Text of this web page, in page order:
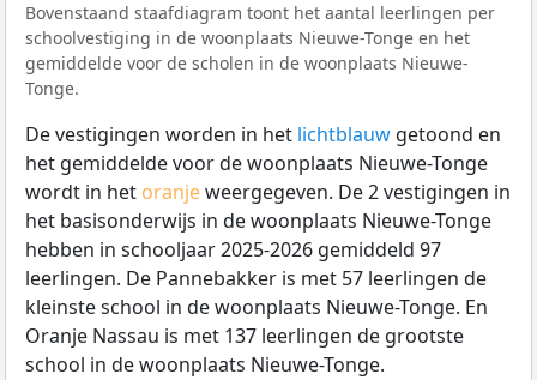
Bovenstaand staafdiagram toont het aantal leerlingen per
schoolvestiging in de woonplaats Nieuwe-Tonge en het
gemiddelde voor de scholen in de woonplaats Nieuwe-
Tonge.
De vestigingen worden in het lichtblauw getoond en
het gemiddelde voor de woonplaats Nieuwe-Tonge
wordt in het oranjeweergegeven. De 2 vestigingen in
het basisonderwijs in de woonplaats Nieuwe-Tonge
hebben in schooljaar 2025-2026 gemiddeld 97
leerlingen. De Pannebakker is met 57 leerlingen de
kleinste school in de woonplaats Nieuwe-Tonge. En
Oranje Nassau is met 137 leerlingen de grootste
school in de woonplaats Nieuwe-Tonge.